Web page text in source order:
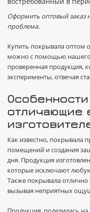
Оформить оптовый заказ
проблема.
Купить покрывала оптом
можно с помощью нашего
проверенная продукция,
эксперименты, отвечая
отличающие
Как известно, покрывала
помещений и создания
дня. Продукция
которые исключают
Также покрывала отлично
вызывая неприятных